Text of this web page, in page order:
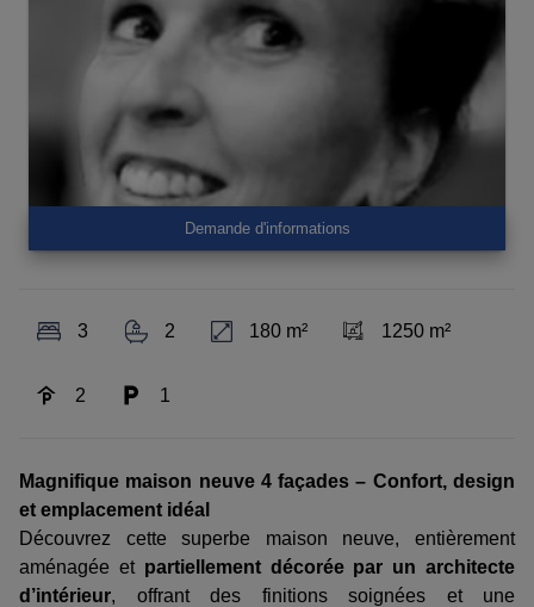
Demande d'informations
3 2 180 m² 1250 m²
2 1
Magnifique maison neuve 4 façades – Confort, design
et emplacement idéal
Découvrez cette superbe maison neuve, entièrement
aménagée et partiellement décorée par un architecte
d’intérieur, offrant des finitions soignées et une